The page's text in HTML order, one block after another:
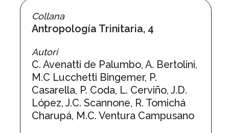
Collana
Antropología Trinitaria, 4
Autori
C. Avenatti de Palumbo, A. Bertolini,
M.C Lucchetti Bingemer, P.
Casarella, P. Coda, L. Cerviño, J.D.
López, J.C. Scannone, R. Tomichá
Charupá, M.C. Ventura Campusano